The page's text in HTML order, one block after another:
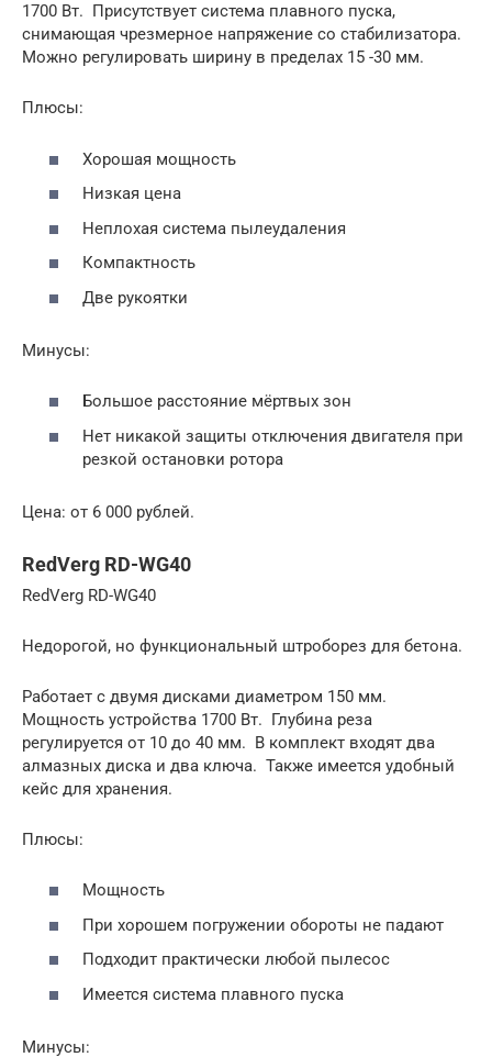
1700 Вт. Присутствует система плавного пуска,
снимающая чрезмерное напряжение со стабилизатора.
Можно регулировать ширину в пределах 15 -30 мм.
Плюсы:
Хорошая мощность
Низкая цена
Неплохая система пылеудаления
Компактность
Две рукоятки
Минусы:
Большое расстояние мёртвых зон
Нет никакой защиты отключения двигателя при
резкой остановки ротора
Цена: от 6 000 рублей.
RedVerg RD-WG40
RedVerg RD-WG40
Недорогой, но функциональный штроборез для бетона.
Работает с двумя дисками диаметром 150 мм.
Мощность устройства 1700 Вт. Глубина реза
регулируется от 10 до 40 мм. В комплект входят два
алмазных диска и два ключа. Также имеется удобный
кейс для хранения.
Плюсы:
Мощность
При хорошем погружении обороты не падают
Подходит практически любой пылесос
Имеется система плавного пуска
Минусы: